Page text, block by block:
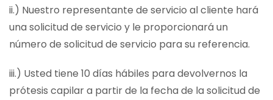
ii.) Nuestro representante de servicio al cliente hará
una solicitud de servicio y le proporcionará un
número de solicitud de servicio para su referencia.
iii.) Usted tiene 10 días hábiles para devolvernos la
prótesis capilar a partir de la fecha de la solicitud de